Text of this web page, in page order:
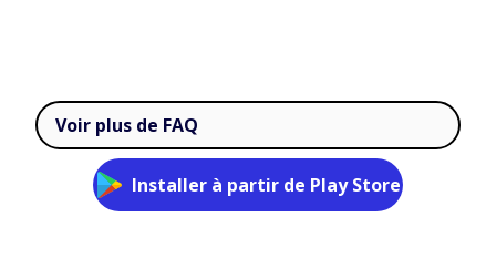
Voir plus de FAQ
Installer à partir de Play Store